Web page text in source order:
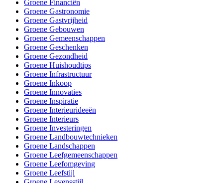
Groene Financiën
Groene Gastronomie
Groene Gastvrijheid
Groene Gebouwen
Groene Gemeenschappen
Groene Geschenken
Groene Gezondheid
Groene Huishoudtips
Groene Infrastructuur
Groene Inkoop
Groene Innovaties
Groene Inspiratie
Groene Interieurideeën
Groene Interieurs
Groene Investeringen
Groene Landbouwtechnieken
Groene Landschappen
Groene Leefgemeenschappen
Groene Leefomgeving
Groene Leefstijl